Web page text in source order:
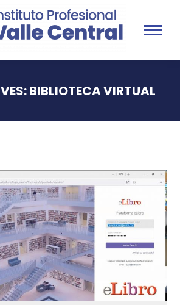
BIBLIOTECA VIRTUAL